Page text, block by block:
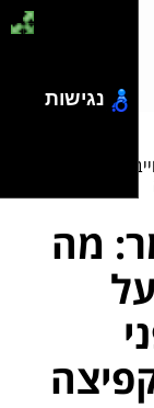
לדעת על
מה
נגישות